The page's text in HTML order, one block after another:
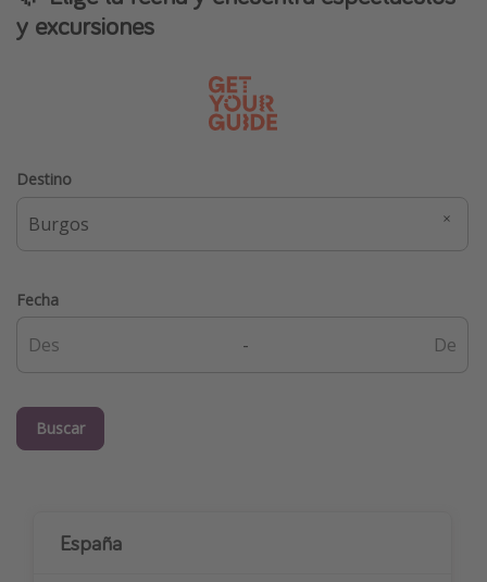
y excursiones
Destino
Fecha
-
Buscar
España